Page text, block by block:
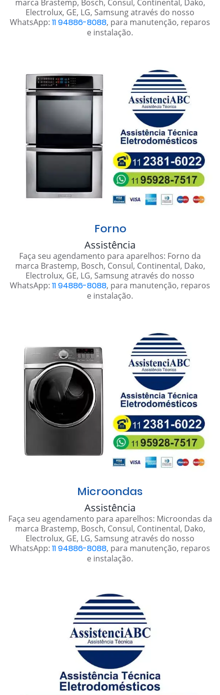
marca Brastemp, Bosch, Consul, Continental, Dako,
Electrolux, GE, LG, Samsung através do nosso
WhatsApp: 11 94886-8088, para manutenção, reparos
e instalação.
Forno
Assistência
Faça seu agendamento para aparelhos: Forno da
marca Brastemp, Bosch, Consul, Continental, Dako,
Electrolux, GE, LG, Samsung através do nosso
WhatsApp: 11 94886-8088, para manutenção, reparos
e instalação.
Microondas
Assistência
Faça seu agendamento para aparelhos: Microondas da
marca Brastemp, Bosch, Consul, Continental, Dako,
Electrolux, GE, LG, Samsung através do nosso
WhatsApp: 11 94886-8088, para manutenção, reparos
e instalação.